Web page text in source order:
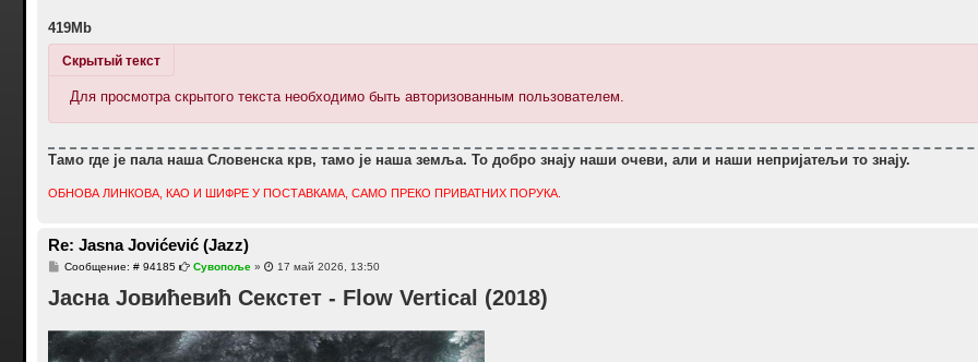
419Mb
Скрытый текст
Для просмотра скрытого текста необходимо быть авторизованным пользователем.
Тамо где је пала наша Словенска крв, тамо је наша земља. То добро знају наши очеви, али и наши непријатељи то знају.
ОБНОВА ЛИНКОВА, КАО И ШИФРЕ У ПОСТАВКАМА, САМО ПРЕКО ПРИВАТНИХ ПОРУКА.
Re: Jasna Jovićević (Jazz)
Сообщение: # 94185С
о
б
е
н
и
Сувопоље » 17 май 2026, 13:50
Јасна Јовићевић Секстет - Flow Vertical (2018)